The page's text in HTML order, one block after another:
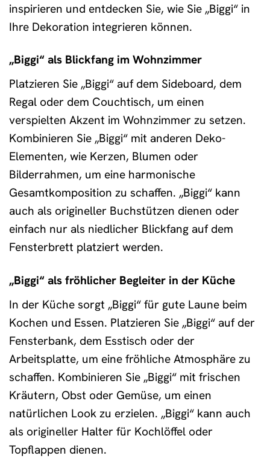
inspirieren und entdecken Sie, wie Sie „Biggi“ in
Ihre Dekoration integrieren können.
„Biggi“ als Blickfang im Wohnzimmer
Platzieren Sie „Biggi“ auf dem Sideboard, dem
Regal oder dem Couchtisch, um einen
verspielten Akzent im Wohnzimmer zu setzen.
Kombinieren Sie „Biggi“ mit anderen Deko-
Elementen, wie Kerzen, Blumen oder
Bilderrahmen, um eine harmonische
Gesamtkomposition zu schaffen. „Biggi“ kann
auch als origineller Buchstützen dienen oder
einfach nur als niedlicher Blickfang auf dem
Fensterbrett platziert werden.
„Biggi“ als fröhlicher Begleiter in der Küche
In der Küche sorgt „Biggi“ für gute Laune beim
Kochen und Essen. Platzieren Sie „Biggi“ auf der
Fensterbank, dem Esstisch oder der
Arbeitsplatte, um eine fröhliche Atmosphäre zu
schaffen. Kombinieren Sie „Biggi“ mit frischen
Kräutern, Obst oder Gemüse, um einen
natürlichen Look zu erzielen. „Biggi“ kann auch
als origineller Halter für Kochlöffel oder
Topflappen dienen.